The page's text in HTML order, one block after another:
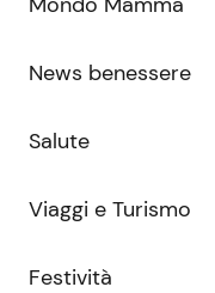
News benessere
Salute
Viaggi e Turismo
Festività